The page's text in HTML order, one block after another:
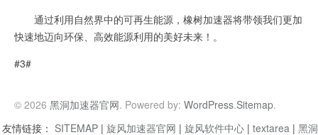
通过利用自然界中的可再生能源，橡树加速器将带领我们更加
快速地迈向环保、高效能源利用的美好未来！。
#3#
© 2026 黑洞加速器官网. Powered by: WordPress.Sitemap.
友情链接： SITEMAP | 旋风加速器官网 | 旋风软件中心 | textarea | 黑